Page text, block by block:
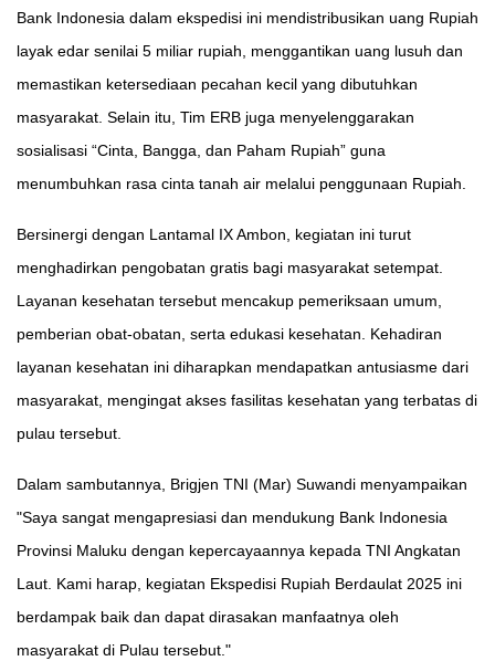
Bank Indonesia dalam ekspedisi ini mendistribusikan uang Rupiah
layak edar senilai 5 miliar rupiah, menggantikan uang lusuh dan
memastikan ketersediaan pecahan kecil yang dibutuhkan
masyarakat. Selain itu, Tim ERB juga menyelenggarakan
sosialisasi “Cinta, Bangga, dan Paham Rupiah” guna
menumbuhkan rasa cinta tanah air melalui penggunaan Rupiah.
Bersinergi dengan Lantamal IX Ambon, kegiatan ini turut
menghadirkan pengobatan gratis bagi masyarakat setempat.
Layanan kesehatan tersebut mencakup pemeriksaan umum,
pemberian obat-obatan, serta edukasi kesehatan. Kehadiran
layanan kesehatan ini diharapkan mendapatkan antusiasme dari
masyarakat, mengingat akses fasilitas kesehatan yang terbatas di
pulau tersebut.
Dalam sambutannya, Brigjen TNI (Mar) Suwandi menyampaikan
"Saya sangat mengapresiasi dan mendukung Bank Indonesia
Provinsi Maluku dengan kepercayaannya kepada TNI Angkatan
Laut. Kami harap, kegiatan Ekspedisi Rupiah Berdaulat 2025 ini
berdampak baik dan dapat dirasakan manfaatnya oleh
masyarakat di Pulau tersebut."